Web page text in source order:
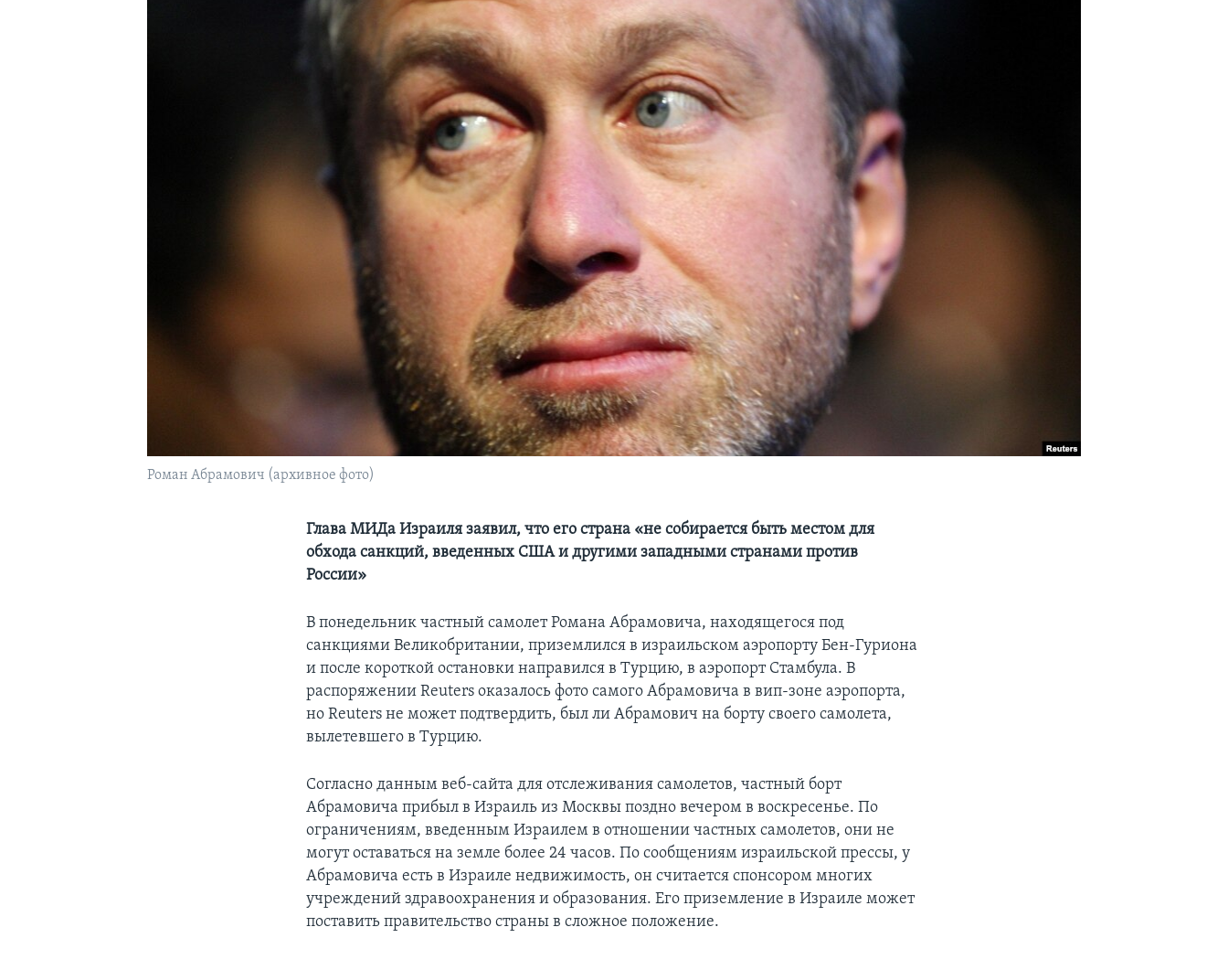
Роман Абрамович (архивное фото)
Глава МИДа Израиля заявил, что его страна «не собирается быть местом для
обхода санкций, введенных США и другими западными странами против
России»
В понедельник частный самолет Романа Абрамовича, находящегося под
санкциями Великобритании, приземлился в израильском аэропорту Бен-Гуриона
и после короткой остановки направился в Турцию, в аэропорт Стамбула. В
распоряжении Reuters оказалось фото самого Абрамовича в вип-зоне аэропорта,
но Reuters не может подтвердить, был ли Абрамович на борту своего самолета,
вылетевшего в Турцию.
Согласно данным веб-сайта для отслеживания самолетов, частный борт
Абрамовича прибыл в Израиль из Москвы поздно вечером в воскресенье. По
ограничениям, введенным Израилем в отношении частных самолетов, они не
могут оставаться на земле более 24 часов. По сообщениям израильской прессы, у
Абрамовича есть в Израиле недвижимость, он считается спонсором многих
учреждений здравоохранения и образования. Его приземление в Израиле может
поставить правительство страны в сложное положение.